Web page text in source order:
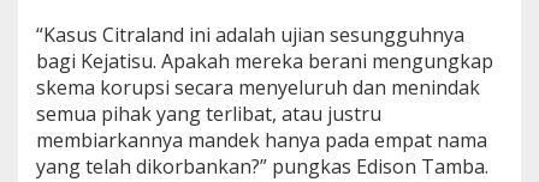
“Kasus Citraland ini adalah ujian sesungguhnya
bagi Kejatisu. Apakah mereka berani mengungkap
skema korupsi secara menyeluruh dan menindak
semua pihak yang terlibat, atau justru
membiarkannya mandek hanya pada empat nama
yang telah dikorbankan?” pungkas Edison Tamba.